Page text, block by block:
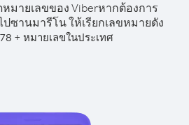
มายเลขของ Viberหากต้องการ
ซานมารีโน ให้เรียกเลขหมายดัง
+ หมายเลขในประเทศ